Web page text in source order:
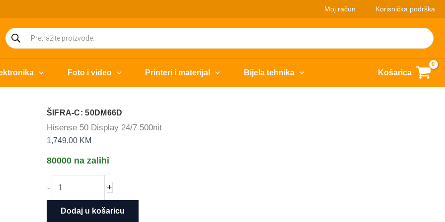
Moj račun Korisnička podrška
Products
search
Foto i video Printeri i materijal Bijela tehnika Košarica
ŠIFRA-C: 50DM66D
Hisense 50 Display 24/7 500nit
1,749.00 KM
80000 na zalihi
-
50
+
Dodaj u košaricu